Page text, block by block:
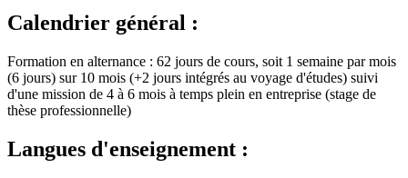
Calendrier général :
Formation en alternance : 62 jours de cours, soit 1 semaine par mois
(6 jours) sur 10 mois (+2 jours intégrés au voyage d'études) suivi
d'une mission de 4 à 6 mois à temps plein en entreprise (stage de
thèse professionnelle)
Langues d'enseignement :